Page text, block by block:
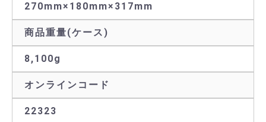
270mm×180mm×317mm
商品重量(ケース)
8,100g
オンラインコード
22323